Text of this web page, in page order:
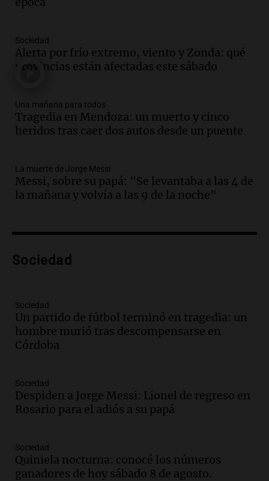
Episodios
Audio. Ley de Propiedad Privada: el revés
en el Congreso expuso una debilidad
Una mañana para todos
Episodios
Audio.Casabindo se prepara para una
Una mañana para todos
Episodios
Audio.Borges, abogada de Pourrain:
hacerle preguntas y nunca regresó"
Episodios
800 kilos de basura por jornada
Una mañana para todos
Episodios
Audio.
Una mañana para todos
Episodios
Messi hubiera llegado adonde llegó"
Una mañana para todos
Episodios
Sociedad
Alerta por frío extremo, viento y Zonda: qué
provincias están afectadas este sábado
Una mañana para todos
Tragedia en Mendoza: un muerto y cinco
heridos tras caer dos autos desde un puente
La muerte de Jorge Messi
Messi, sobre su papá: "Se levantaba a las 4 de
la mañana y volvía a las 9 de la noche"
Sociedad
Sociedad
Un partido de fútbol terminó en tragedia: un
hombre murió tras descompensarse en
Córdoba
Sociedad
Despiden a Jorge Messi: Lionel de regreso en
Rosario para el adiós a su papá
Sociedad
Quiniela nocturna: conocé los números
ganadores de hoy sábado 8 de agosto.